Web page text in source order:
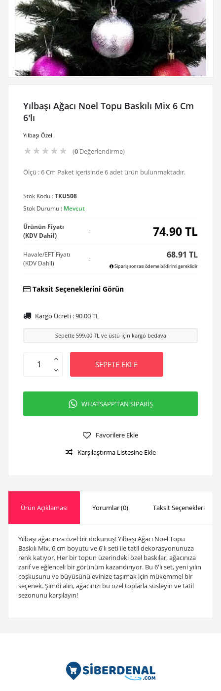
Yılbaşı Ağacı Noel Topu Baskılı Mix 6 Cm
6'lı
Yılbaşı Özel
★★★★★ (0Değerlendirme)
Ölçü : 6 Cm Paket içerisinde 6 adet ürün bulunmaktadır.
Stok Kodu :TKU508
Stok Durumu : Mevcut
Ürünün Fiyatı
(KDV Dahil)
: 74.90TL
Havale/EFT Fiyatı
(KDV Dahil)
: 68.91 TL
Sipariş sonrası ödeme bildirimi gereklidir
Taksit Seçeneklerini Görün
Kargo Ücreti :90.00TL
Sepette 599.00TL ve üstü için kargo bedava
SEPETE EKLE
WHATSAPP'TAN SİPARİŞ
Favorilere Ekle
Karşılaştırma Listesine Ekle
Ürün Açıklaması Yorumlar (0) Taksit Seçenekleri
Yılbaşı ağacınıza özel bir dokunuş! Yılbaşı Ağacı Noel Topu
Baskılı Mix, 6 cm boyutu ve 6'lı seti ile tatil dekorasyonunuza
renk katıyor. Her bir topun üzerindeki özel baskılar, ağacınıza
zarif ve eğlenceli bir görünüm kazandırıyor. Bu 6'lı set, yeni yılın
coşkusunu ve büyüsünü evinize taşımak için mükemmel bir
seçenek. Şimdi alın, ağacınızı bu özel toplarla süsleyin ve tatil
sezonunu karşılayın!